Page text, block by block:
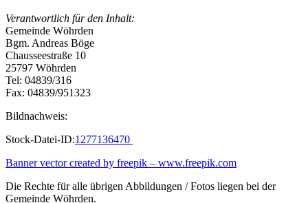
Verantwortlich für den Inhalt:
Gemeinde Wöhrden
Bgm. Andreas Böge
Chausseestraße 10
25797 Wöhrden
Tel: 04839/316
Fax: 04839/951323
Bildnachweis:
Stock-Datei-ID:1277136470
Banner vector created by freepik – www.freepik.com
Die Rechte für alle übrigen Abbildungen / Fotos liegen bei der
Gemeinde Wöhrden.